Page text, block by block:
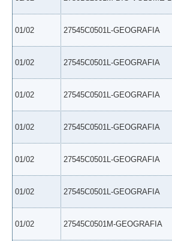
01/02 27545C0501L-GEOGRAFIA
01/02 27545C0501L-GEOGRAFIA
01/02 27545C0501L-GEOGRAFIA
01/02 27545C0501L-GEOGRAFIA
01/02 27545C0501L-GEOGRAFIA
01/02 27545C0501L-GEOGRAFIA
01/02 27545C0501M-GEOGRAFIA